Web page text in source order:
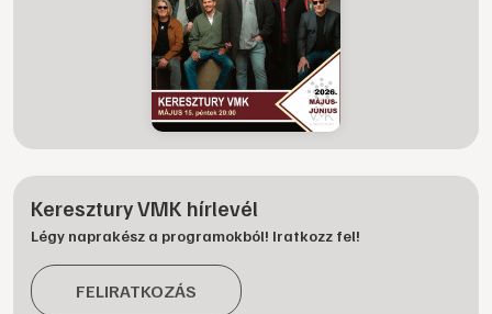
Keresztury VMK hírlevél
Légy naprakész a programokból! Iratkozz fel!
FELIRATKOZÁS